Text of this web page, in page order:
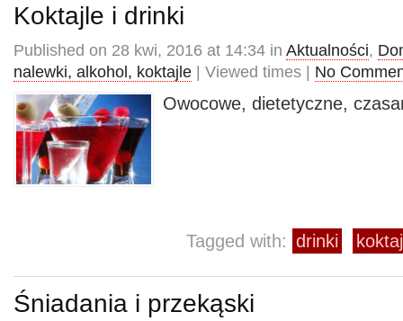
Koktajle i drinki
Published on 28 kwi, 2016 at 14:34 in Aktualności,
nalewki, alkohol, koktajle | Viewed times | No
Owocowe, dietetyczne,
Tagged with: drinki
Śniadania i przekąski